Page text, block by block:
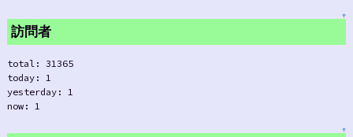
↑
訪問者
total: 31365
today: 1
yesterday: 1
now: 1
↑